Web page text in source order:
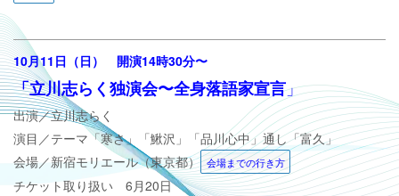
10月11日（日） 開演14時30分〜
「立川志らく独演会〜全身落語家宣言」
出演／立川志らく
演目／テーマ「寒さ」「鰍沢」「品川心中」通し「富久」
会場／新宿モリエール（東京都） 会場までの行き方
チケット取り扱い 6月20日